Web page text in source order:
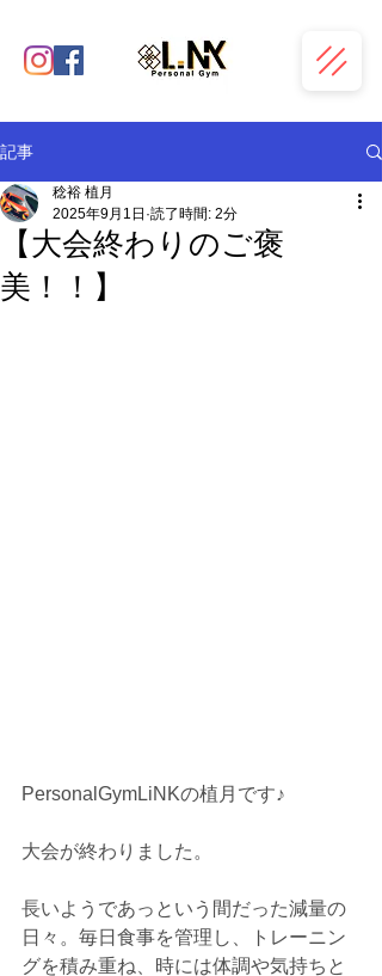
記事
【大会終わりのご褒
美！！】
稔裕 植月
2025年9月1日 読了時間: 2分
PersonalGymLiNKの植月です♪
大会が終わりました。
長いようであっという間だった減量の
日々。毎日食事を管理し、トレーニン
グを積み重ね、時には体調や気持ちと